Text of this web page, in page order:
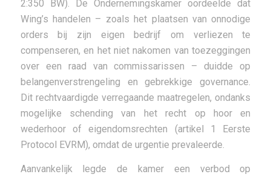
2:350 BW). De Ondernemingskamer oordeelde dat
Wing’s handelen – zoals het plaatsen van onnodige
orders bij zijn eigen bedrijf om verliezen te
compenseren, en het niet nakomen van toezeggingen
over een raad van commissarissen – duidde op
belangenverstrengeling en gebrekkige governance.
Dit rechtvaardigde verregaande maatregelen, ondanks
mogelijke schending van het recht op hoor en
wederhoor of eigendomsrechten (artikel 1 Eerste
Protocol EVRM), omdat de urgentie prevaleerde.
Aanvankelijk legde de kamer een verbod op